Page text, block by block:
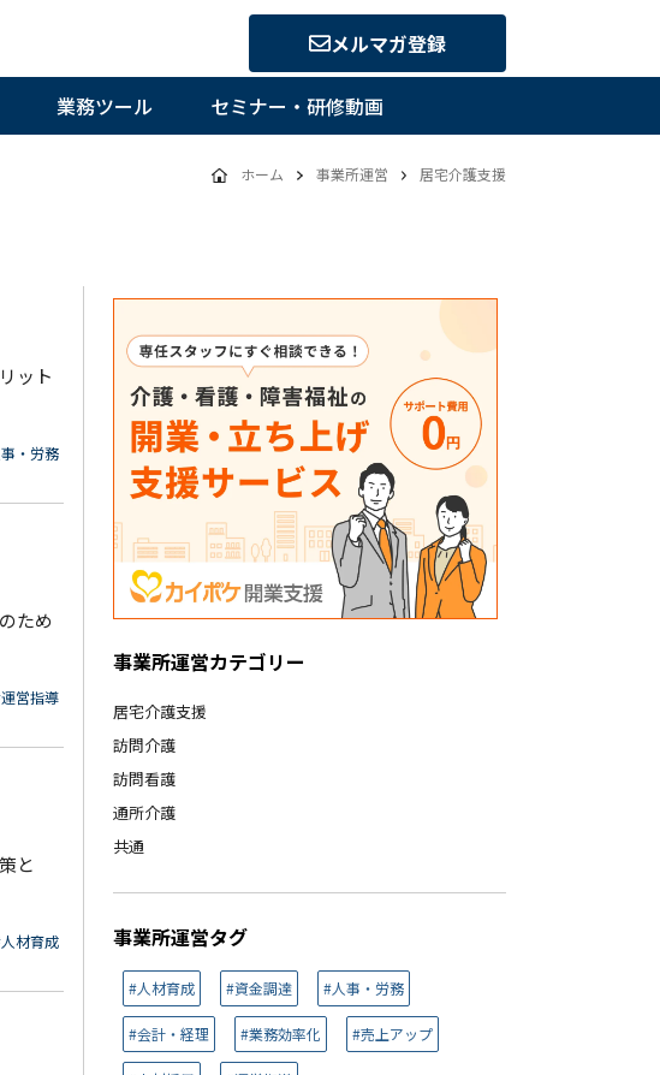
メルマガ登録
業務ツール セミナー・研修動画
ホーム 事業所運営 居宅介護支援
ット
・労務
ため
営指導
と
材育成
事業所運営カテゴリー
居宅介護支援
訪問介護
訪問看護
通所介護
共通
事業所運営タグ
#人材育成 #資金調達 #人事・労務
#会計・経理 #業務効率化 #売上アップ